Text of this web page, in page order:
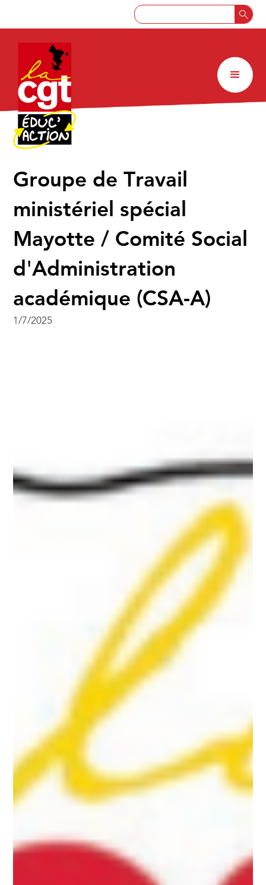
Groupe de Travail
ministériel spécial
Mayotte / Comité Social
d'Administration
académique (CSA-A)
1/7/2025